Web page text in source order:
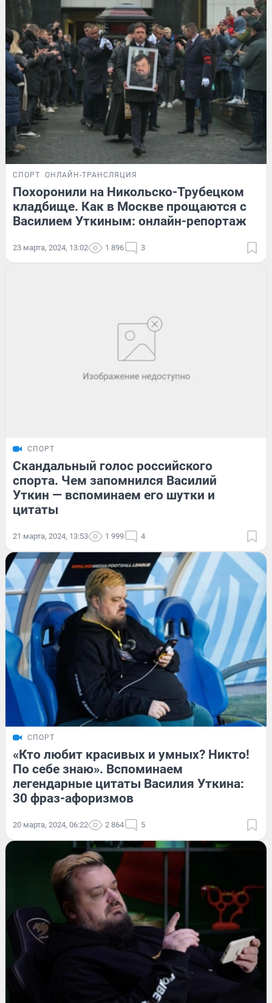
СПОРТ ОНЛАЙН-ТРАНСЛЯЦИЯ
Похоронили на Никольско-Трубецком
кладбище. Как в Москве прощаются с
Василием Уткиным: онлайн-репортаж
23 марта, 2024, 13:02 1 896 3
СПОРТ
Скандальный голос российского
спорта. Чем запомнился Василий
Уткин — вспоминаем его шутки и
цитаты
21 марта, 2024, 13:53 1 999 4
СПОРТ
«Кто любит красивых и умных? Никто!
По себе знаю». Вспоминаем
легендарные цитаты Василия Уткина:
30 фраз-афоризмов
20 марта, 2024, 06:22 2 864 5